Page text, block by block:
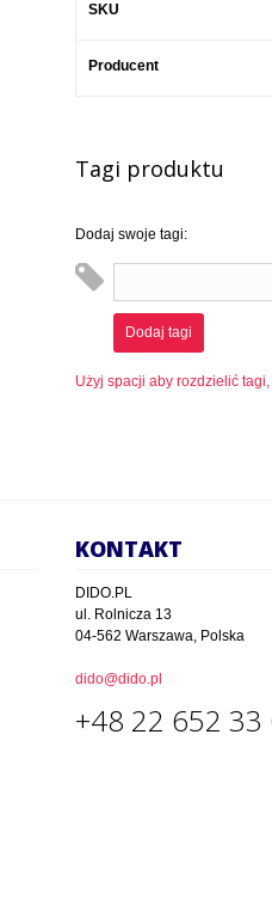
SKU
Producent
Tagi produktu
Dodaj swoje tagi:
Dodaj tagi
Użyj spacji aby rozdzielić
KONTAKT
DIDO.PL
ul. Rolnicza 13
04-562 Warszawa, Polska
dido@dido.pl
+48 22 652 33